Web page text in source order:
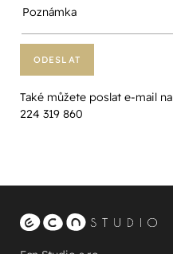
Poznámka
Také můžete poslat e-mail na
224 319 860